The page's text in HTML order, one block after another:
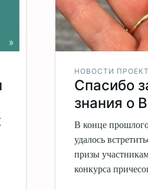
НОВОСТИ
Спасибо
знания о
В конце
удалось
призы
конкурса